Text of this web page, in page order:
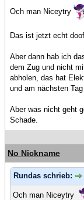
Och man Niceytry
Das ist jetzt echt
Aber dann hab ich
dem Zug und nicht
abholen, das hat
und am nächsten
Aber was nicht geht
Schade.
No Nickname
Rundas schrieb:
Och man Niceytry